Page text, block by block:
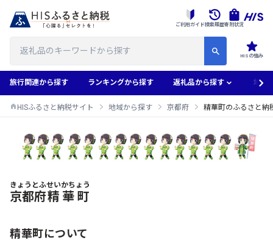
HISの強み
ご利用ガイド検索履歴寄附状況
旅行関連から探す ランキングから探す 返礼品から探す 地域
HISふるさと納税サイト 地域から探す 京都府 精華町のふるさと納
精華町のふるさと納税返礼品一覧
京都府
きょうとふ
精華町
せいかちょう
精華町について